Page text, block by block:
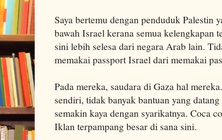
Saya bertemu dengan penduduk Palestin
bawah Israel kerana semua kelengkapan
sini lebih selesa dari negara Arab lain.
memakai passport Israel dari memakai
Pada mereka, saudara di Gaza hal
sendiri, tidak banyak bantuan yang
semakin kaya dengan syarikatnya. Coca
Iklan terpampang besar di sana sini.